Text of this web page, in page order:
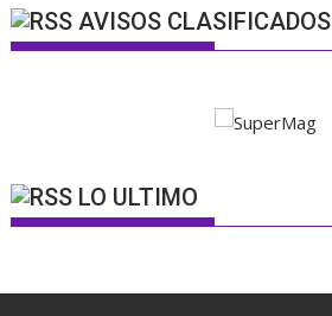
AVISOS CLASIFICADOS
LO ULTIMO